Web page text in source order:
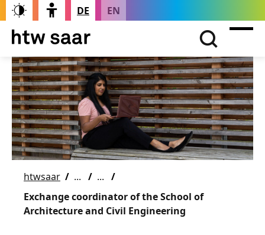
DE EN
htwsaar
Exchange coordinator of the School of
Architecture and Civil Engineering